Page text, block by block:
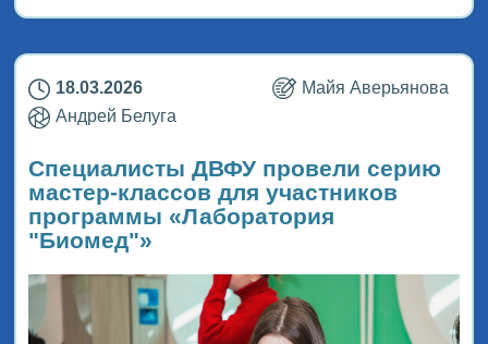
18.03.2026
Майя Аверьянова
Андрей Белуга
Специалисты ДВФУ провели серию
мастер-классов для участников
программы «Лаборатория
"Биомед"»